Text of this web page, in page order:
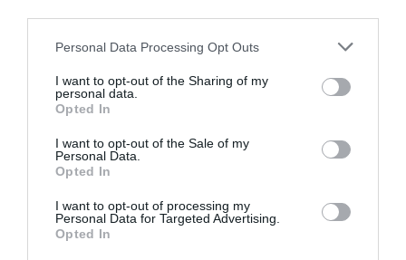
Personal Data Processing Opt Outs
I want to opt-out of the Sharing of my
personal data.
Opted In
I want to opt-out of the Sale of my
Personal Data.
Opted In
I want to opt-out of processing my
Personal Data for Targeted Advertising.
Opted In
compagnie pour qui les B787 et A350 sont plus
positionnement capacitaire différent.
a commenté :
29 avril 2016 - 11 h 59 min
La nouvelle livery de cette grande compagnie chinoise est